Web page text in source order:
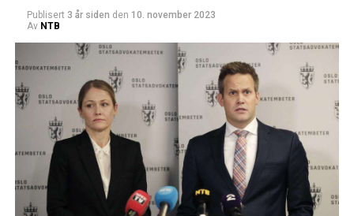
Publisert 3 år siden den 10. november 2023
Av NTB